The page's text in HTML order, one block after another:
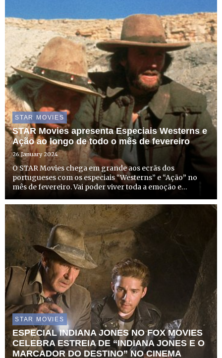
STAR MOVIES
STAR Movies apresenta Especiais Westerns e
Ação ao longo de todo o mês de fevereiro
26 January 2024
O STAR Movies chega em grande aos ecrãs dos
portugueses com os especiais “Westerns” e “Ação” no
mês de fevereiro. Vai poder viver toda a emoção e
Americano mais populares e aclamados pela crítica. Mas
a emoção não fica por ...
STAR MOVIES
ESPECIAL INDIANA JONES NO FOX MOVIES
CELEBRA ESTREIA DE “INDIANA JONES E O
MARCADOR DO DESTINO” NO CINEMA